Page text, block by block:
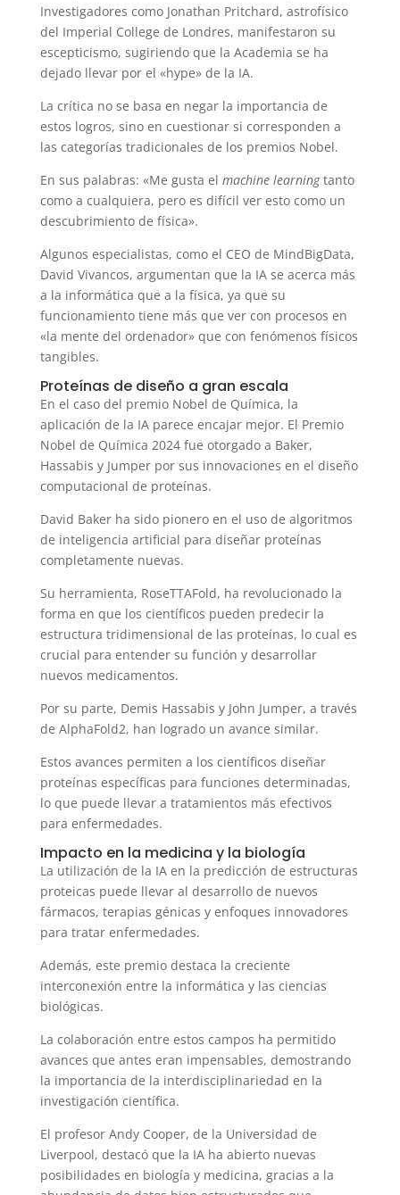
Investigadores como Jonathan Pritchard, astrofísico
del Imperial College de Londres, manifestaron su
escepticismo, sugiriendo que la Academia se ha
dejado llevar por el «hype» de la IA.
La crítica no se basa en negar la importancia de
estos logros, sino en cuestionar si corresponden a
las categorías tradicionales de los premios Nobel.
En sus palabras: «Me gusta el machine learningtanto
como a cualquiera, pero es difícil ver esto como un
descubrimiento de física».
Algunos especialistas, como el CEO de MindBigData,
David Vivancos, argumentan que la IA se acerca más
a la informática que a la física, ya que su
funcionamiento tiene más que ver con procesos en
«la mente del ordenador» que con fenómenos físicos
tangibles.
Proteínas de diseño a gran escala
En el caso del premio Nobel de Química, la
aplicación de la IA parece encajar mejor. El Premio
Nobel de Química 2024 fue otorgado a Baker,
Hassabis y Jumper por sus innovaciones en el diseño
computacional de proteínas.
David Baker ha sido pionero en el uso de algoritmos
de inteligencia artificial para diseñar proteínas
completamente nuevas.
Su herramienta, RoseTTAFold, ha revolucionado la
forma en que los científicos pueden predecir la
estructura tridimensional de las proteínas, lo cual es
crucial para entender su función y desarrollar
nuevos medicamentos.
Por su parte, Demis Hassabis y John Jumper, a través
de AlphaFold2, han logrado un avance similar.
Estos avances permiten a los científicos diseñar
proteínas específicas para funciones determinadas,
lo que puede llevar a tratamientos más efectivos
para enfermedades.
Impacto en la medicina y la biología
La utilización de la IA en la predicción de estructuras
proteicas puede llevar al desarrollo de nuevos
fármacos, terapias génicas y enfoques innovadores
para tratar enfermedades.
Además, este premio destaca la creciente
interconexión entre la informática y las ciencias
biológicas.
La colaboración entre estos campos ha permitido
avances que antes eran impensables, demostrando
la importancia de la interdisciplinariedad en la
investigación científica.
El profesor Andy Cooper, de la Universidad de
Liverpool, destacó que la IA ha abierto nuevas
posibilidades en biología y medicina, gracias a la